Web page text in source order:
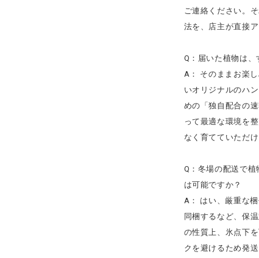
ご連絡ください。
法を、店主が直接
Q：届いた植物は、
A： そのままお楽
いオリジナルのハ
めの「独自配合の
って最適な環境を
なく育てていただけ
Q：冬場の配送で
は可能ですか？
A： はい、厳重な
同梱するなど、保
の性質上、氷点下
クを避けるため発